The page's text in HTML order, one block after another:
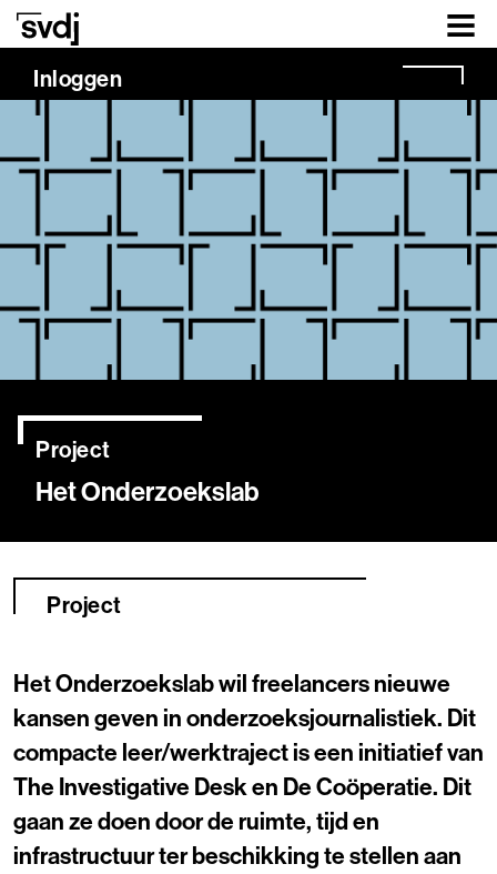
Naar hoofdinhoud
Inloggen
Het Onderzoekslab
Project
Project
Het Onderzoekslab wil freelancers nieuwe
kansen geven in onderzoeksjournalistiek. Dit
compacte leer/werktraject is een initiatief van
The Investigative Desk en De Coöperatie. Dit
gaan ze doen door de ruimte, tijd en
infrastructuur ter beschikking te stellen aan